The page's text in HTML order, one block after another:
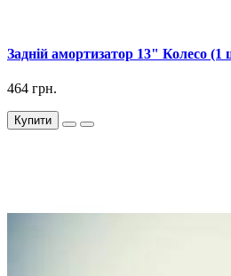
Задній амортизатор 13" Колесо (1
464 грн.
Купити